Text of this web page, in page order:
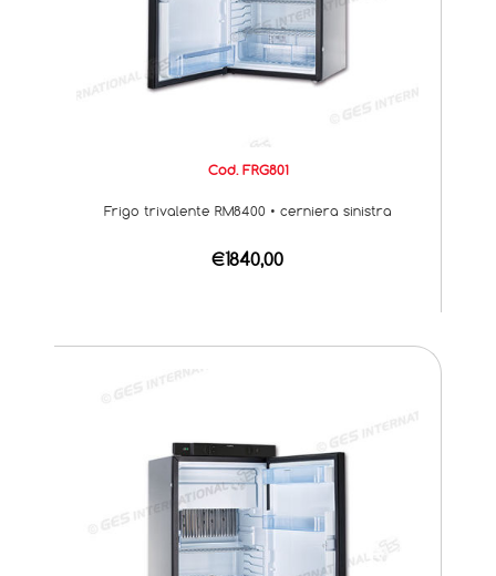
Cod. FRG801
Frigo trivalente RM8400 • cerniera sinistra
€1840,00